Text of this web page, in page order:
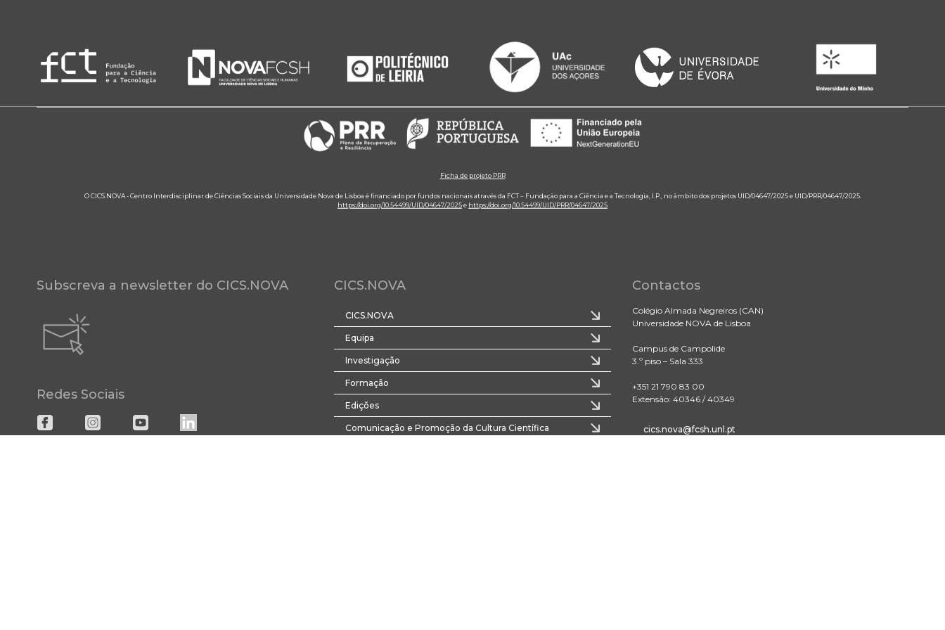
Ficha de projeto PRR
O CICS.NOVA - Centro Interdisciplinar de Ciências Sociais da Universidade Nova de Lisboa é financiado por fundos nacionais através da FCT – Fundação para a Ciência e a Tecnologia, I.P., no âmbito dos projetos UID/04647/2025 e UID/PRR/04647/2025.
https://doi.org/10.54499/UID/04647/2025e https://doi.org/10.54499/UID/PRR/04647/2025
Subscreva a newsletter do CICS.NOVA
Redes Sociais
CICS.NOVA
CICS.NOVA
Equipa
Investigação
Formação
Edições
Comunicação e Promoção da Cultura Científica
Contactos
Colégio Almada Negreiros (CAN)
Universidade NOVA de Lisboa
Campus de Campolide
3.º piso – Sala 333
+351 21 790 83 00
Extensão: 40346 / 40349
cics.nova@fcsh.unl.pt